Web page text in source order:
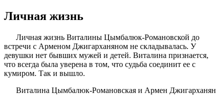
Личная жизнь
Личная жизнь Виталины Цымбалюк-Романовской до
встречи с Арменом Джигарханяном не складывалась. У
девушки нет бывших мужей и детей. Виталина признается,
что всегда была уверена в том, что судьба соединит ее с
кумиром. Так и вышло.
Виталина Цымбалюк-Романовская и Армен Джигарханян